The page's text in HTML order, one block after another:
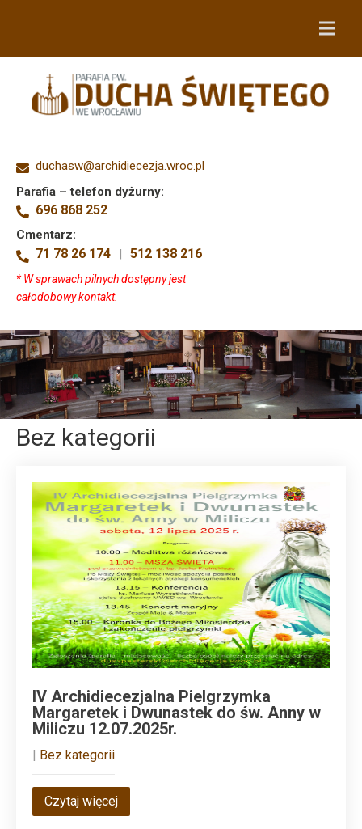
duchasw@archidiecezja.wroc.pl
Parafia – telefon dyżurny:
696 868 252
Cmentarz:
71 78 26 174 | 512 138 216
* W sprawach pilnych dostępny jest
całodobowy kontakt.
Bez kategorii
IV Archidiecezjalna Pielgrzymka
Margaretek i Dwunastek do św. Anny w
Miliczu 12.07.2025r.
Bez kategorii
Czytaj więcej